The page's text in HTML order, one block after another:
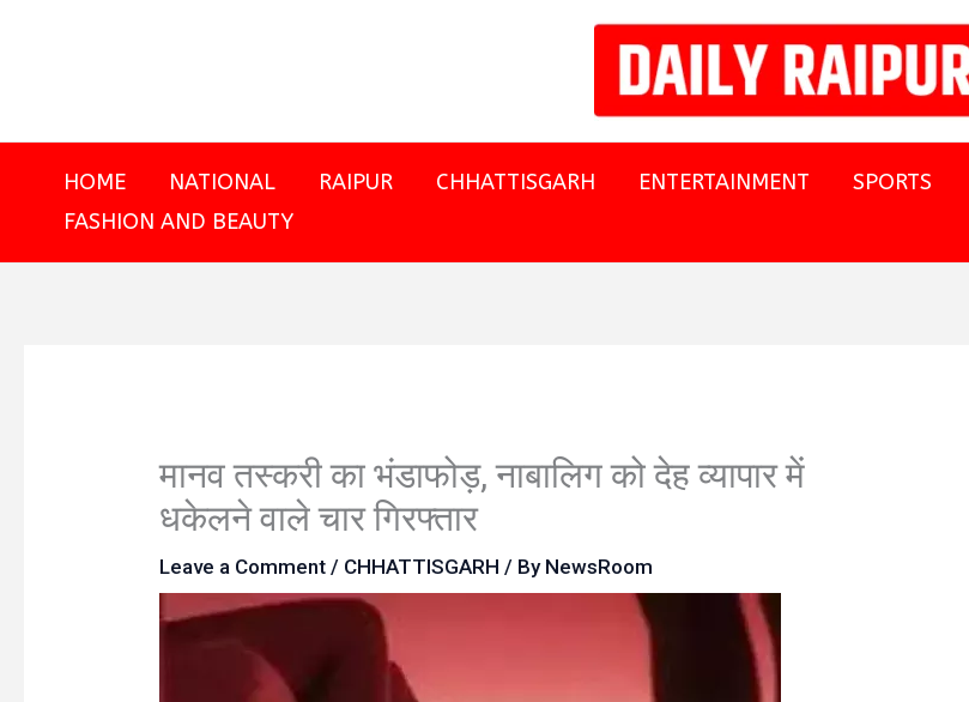
HOME NATIONAL RAIPUR CHHATTISGARH ENTERTAINMENT SPORTS
FASHION AND BEAUTY
मानव तस्करी का भंडाफोड़, नाबालिग को देह व्यापार में
धकेलने वाले चार गिरफ्तार
Leave a Comment / CHHATTISGARH / By NewsRoom